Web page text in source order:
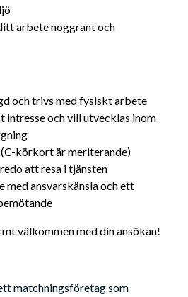
arbete noggrant och
och trivs med fysiskt arbete
intresse och vill utvecklas inom
körkort är meriterande)
att resa i tjänsten
med ansvarskänsla och ett
välkommen med din ansökan!
matchningsföretag som